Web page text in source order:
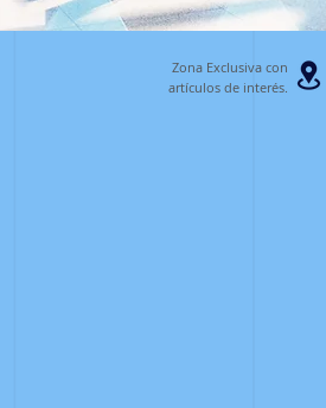
Zona Exclusiva con
artículos de interés.